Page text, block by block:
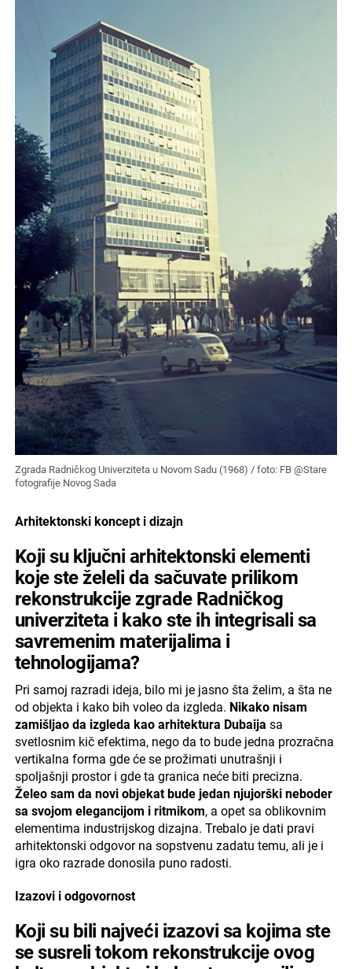
Zgrada Radničkog Univerziteta u Novom Sadu (1968) / foto: FB @Stare
fotografije Novog Sada
Arhitektonski koncept i dizajn
Koji su ključni arhitektonski elementi
koje ste želeli da sačuvate prilikom
rekonstrukcije zgrade Radničkog
univerziteta i kako ste ih integrisali sa
savremenim materijalima i
tehnologijama?
Pri samoj razradi ideja, bilo mi je jasno šta želim, a šta ne
od objekta i kako bih voleo da izgleda. Nikako nisam
zamišljao da izgleda kao arhitektura Dubaija sa
svetlosnim kič efektima, nego da to bude jedna prozračna
vertikalna forma gde će se prožimati unutrašnji i
spoljašnji prostor i gde ta granica neće biti precizna.
Želeo sam da novi objekat bude jedan njujorški neboder
sa svojom elegancijom i ritmikom, a opet sa oblikovnim
elementima industrijskog dizajna. Trebalo je dati pravi
arhitektonski odgovor na sopstvenu zadatu temu, ali je i
igra oko razrade donosila puno radosti.
Izazovi i odgovornost
Koji su bili najveći izazovi sa kojima ste
se susreli tokom rekonstrukcije ovog